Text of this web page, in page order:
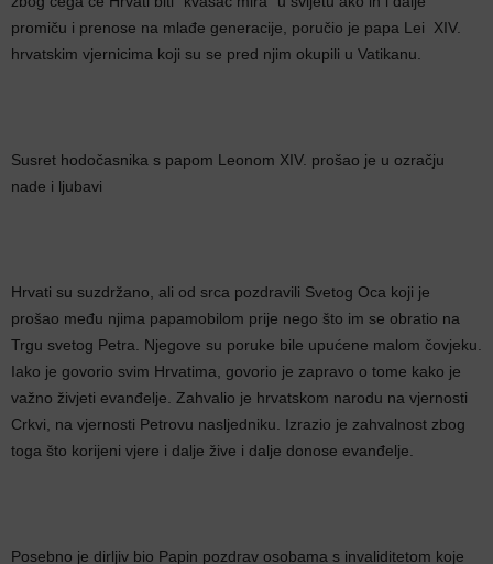
promiču i prenose na mlađe generacije, poručio je papa Lei XIV.
hrvatskim vjernicima koji su se pred njim okupili u Vatikanu.
Susret hodočasnika s papom Leonom XIV. prošao je u ozračju
nade i ljubavi
Hrvati su suzdržano, ali od srca pozdravili Svetog Oca koji je
prošao među njima papamobilom prije nego što im se obratio na
Trgu svetog Petra. Njegove su poruke bile upućene malom čovjeku.
Iako je govorio svim Hrvatima, govorio je zapravo o tome kako je
važno živjeti evanđelje. Zahvalio je hrvatskom narodu na vjernosti
Crkvi, na vjernosti Petrovu nasljedniku. Izrazio je zahvalnost zbog
toga što korijeni vjere i dalje žive i dalje donose evanđelje.
Posebno je dirljiv bio Papin pozdrav osobama s invaliditetom koje